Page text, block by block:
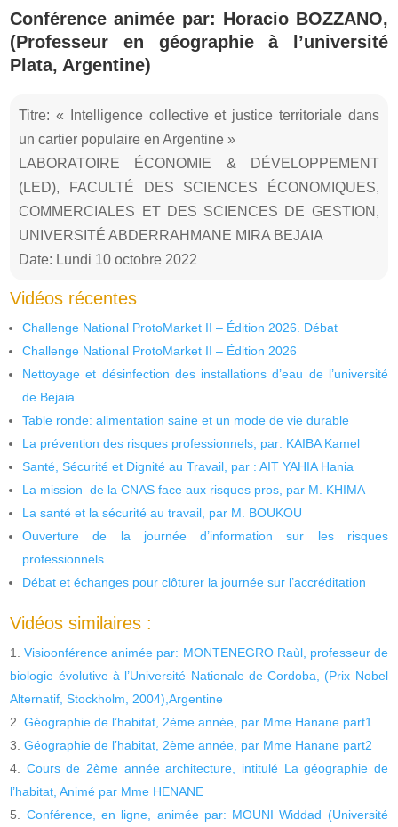
Conférence animée par: Horacio BOZZANO,
(Professeur en géographie à l’université
Plata, Argentine)
Titre: « Intelligence collective et justice territoriale dans
un cartier populaire en Argentine »
LABORATOIRE ÉCONOMIE & DÉVELOPPEMENT
(LED), FACULTÉ DES SCIENCES ÉCONOMIQUES,
COMMERCIALES ET DES SCIENCES DE GESTION,
UNIVERSITÉ ABDERRAHMANE MIRA BEJAIA
Date: Lundi 10 octobre 2022
Vidéos récentes
Challenge National ProtoMarket II – Édition 2026. Débat
Challenge National ProtoMarket II – Édition 2026
Nettoyage et désinfection des installations d’eau de l’université
de Bejaia
Table ronde: alimentation saine et un mode de vie durable
La prévention des risques professionnels, par: KAIBA Kamel
Santé, Sécurité et Dignité au Travail, par : AIT YAHIA Hania
La mission de la CNAS face aux risques pros, par M. KHIMA
La santé et la sécurité au travail, par M. BOUKOU
Ouverture de la journée d’information sur les risques
professionnels
Débat et échanges pour clôturer la journée sur l’accréditation
Vidéos similaires :
Visioonférence animée par: MONTENEGRO Raùl, professeur de
biologie évolutive à l’Université Nationale de Cordoba, (Prix Nobel
Alternatif, Stockholm, 2004),Argentine
Géographie de l’habitat, 2ème année, par Mme Hanane part1
Géographie de l’habitat, 2ème année, par Mme Hanane part2
Cours de 2ème année architecture, intitulé La géographie de
l’habitat, Animé par Mme HENANE
Conférence, en ligne, animée par: MOUNI Widdad (Université